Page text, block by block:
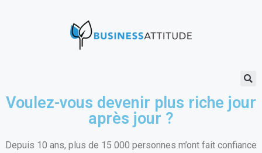
Voulez-vous devenir plus riche jour
après jour ?
Depuis 10 ans, plus de 15 000 personnes m’ont fait confiance